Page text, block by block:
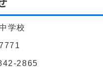
学校
2865